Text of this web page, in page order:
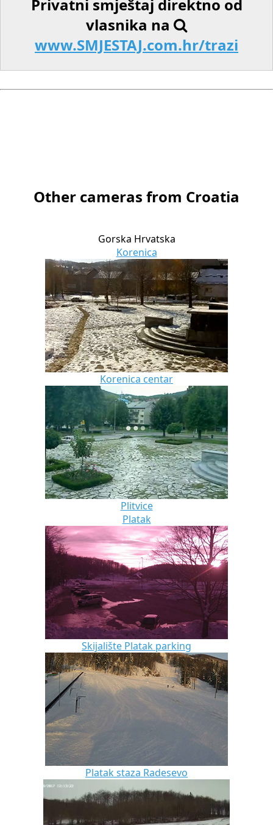
Privatni smještaj direktno od
vlasnika na
www.SMJESTAJ.com.hr/trazi
Other cameras from Croatia
Gorska Hrvatska
Korenica
Korenica centar
Plitvice
Platak
Skijalište Platak parking
Platak staza Radesevo